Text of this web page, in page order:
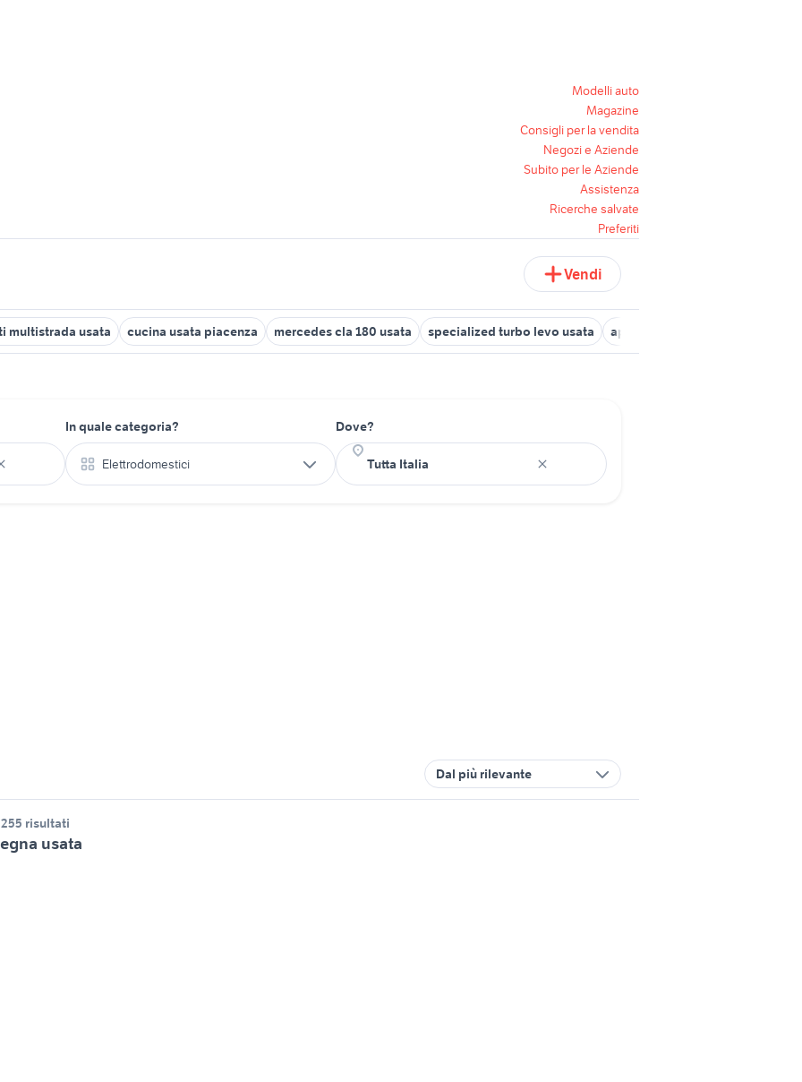
Modelli auto
Magazine
Consigli per la vendita
Negozi e Aziende
Subito per le Aziende
Assistenza
Ricerche salvate
Preferiti
Vendi
multistrada usata cucina usata piacenza mercedes cla 180 usata specialized turbo levo usata aprilia caponord usata
In quale categoria?
Elettrodomestici
Dove?
Dal più rilevante
risultati
usata